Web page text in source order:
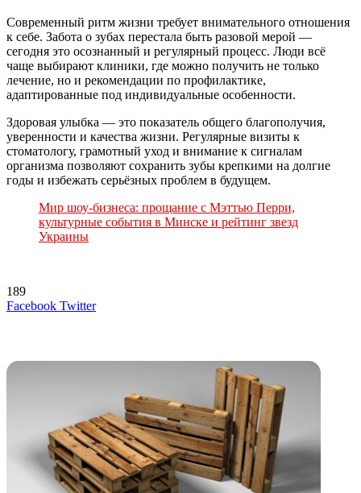
Современный ритм жизни требует внимательного отношения
к себе. Забота о зубах перестала быть разовой мерой —
сегодня это осознанный и регулярный процесс. Люди всё
чаще выбирают клиники, где можно получить не только
лечение, но и рекомендации по профилактике,
адаптированные под индивидуальные особенности.
Здоровая улыбка — это показатель общего благополучия,
уверенности и качества жизни. Регулярные визиты к
стоматологу, грамотный уход и внимание к сигналам
организма позволяют сохранить зубы крепкими на долгие
годы и избежать серьёзных проблем в будущем.
Мир шоу-бизнеса: прощание с Мэттью Перри,
культурные события в Минске и рейтинг звезд
Украины
189
Facebook TwitterLinkedIn
Tumblr
Reddit
Вконтакте
Одноклассники
Skype
Messenger
Messenger
WhatsApp
Telegram
Viber
Line
Поделиться
Печатать